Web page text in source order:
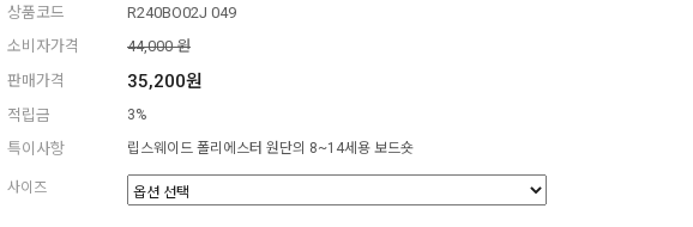
상품코드
R240BO02J 049
소비자가격
44,000 원
판매가격
35,200원
적립금 3%
특이사항 립스웨이드 폴리에스터 원단의 8~14세용 보드숏
사이즈